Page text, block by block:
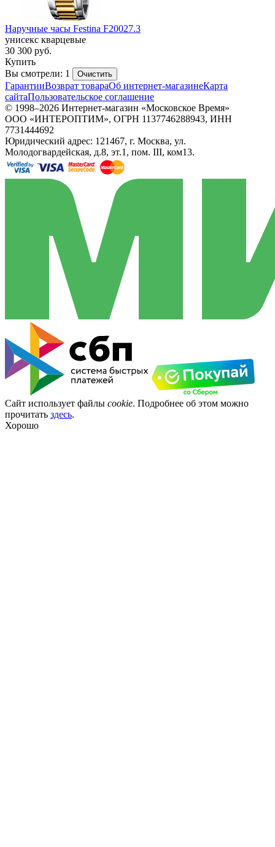
Наручные часы Festina F20027.3
унисекс кварцевые
30 300 руб.
Купить
Вы смотрели: 1
Очистить
ГарантииВозврат товараОб интернет-магазинеКарта
сайтаПользовательское соглашение
© 1998–2026 Интернет-магазин «Московское Время»
ООО «ИНТЕРОПТИМ», ОГРН 1137746288943, ИНН
7731444692
Юридический адрес: 121467, г. Москва, ул.
Молодогвардейская, д.8, эт.1, пом. III, ком13.
Сайт использует файлы cookie. Подробнее об этом можно
прочитать здесь.
Хорошо